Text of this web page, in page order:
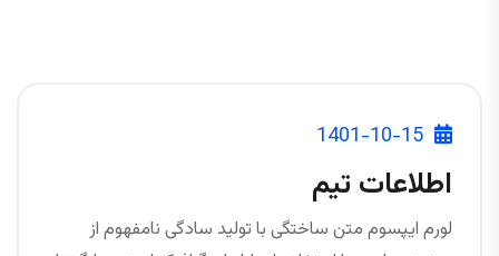
1401-10-15
اطلاعات تیم
لورم ایپسوم متن ساختگی با تولید سادگی نامفهوم از